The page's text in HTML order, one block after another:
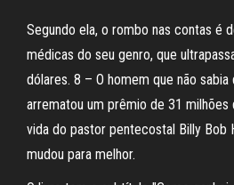
Segundo ela, o rombo nas contas é
médicas do seu genro, que
dólares. 8 – O homem que não sabia
arrematou um prêmio de 31
vida do pastor pentecostal Billy Bob
mudou para melhor.